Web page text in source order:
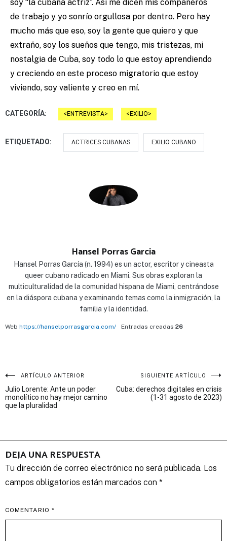
soy “la cubana actriz”. Así me dicen mis compañeros
de trabajo y yo sonrío orgullosa por dentro. Pero hay
mucho más que eso, soy la gente que quiero y que
extraño, soy los sueños que tengo, mis tristezas, mi
nostalgia de Cuba, soy todo lo que estoy aprendiendo
y creciendo en este proceso migratorio que estoy
viviendo, soy valiente y creo en mí.
CATEGORÍA: ENTREVISTA EXILIO
ETIQUETADO: ACTRICES CUBANAS EXILIO CUBANO
Hansel Porras Garcia
Hansel Porras García (n. 1994) es un actor, escritor y cineasta
queer cubano radicado en Miami. Sus obras exploran la
multiculturalidad de la comunidad hispana de Miami, centrándose
en la diáspora cubana y examinando temas como la inmigración, la
familia y la identidad.
Web https://hanselporrasgarcia.com/ Entradas creadas 26
Navegación
de
ARTÍCULO ANTERIOR
Julio Lorente: Ante un poder
monolítico no hay mejor camino
que la pluralidad
SIGUIENTE ARTÍCULO
Cuba: derechos digitales en crisis
(1-31 agosto de 2023)
DEJA UNA RESPUESTA
Tu dirección de correo electrónico no será publicada. Los
campos obligatorios están marcados con *
COMENTARIO *